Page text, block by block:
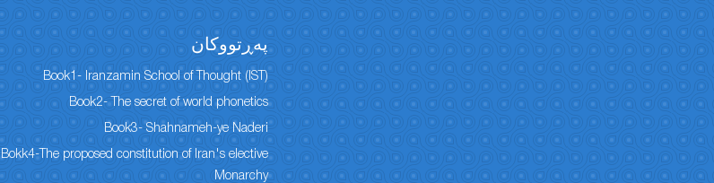
پەڕتووكان
Book1- Iranzamin School of Thought (IST)
Book2- The secret of world phonetics
Book3- Shahnameh-ye Naderi
Bokk4-The proposed constitution of Iran's elective
Monarchy